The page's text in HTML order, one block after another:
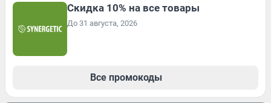
Скидка 10% на все товары
До 31 августа, 2026
Все промокоды